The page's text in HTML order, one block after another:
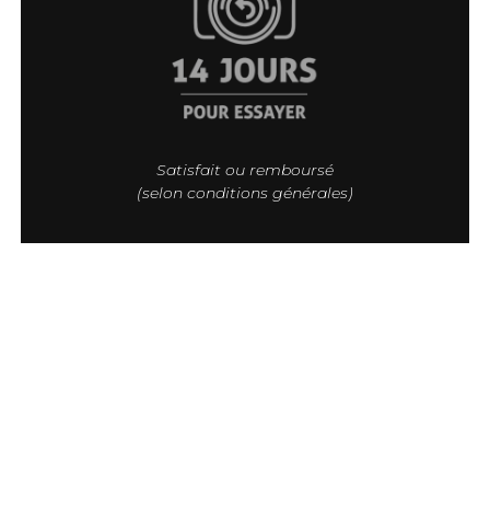
Satisfait ou remboursé
(selon conditions générales)